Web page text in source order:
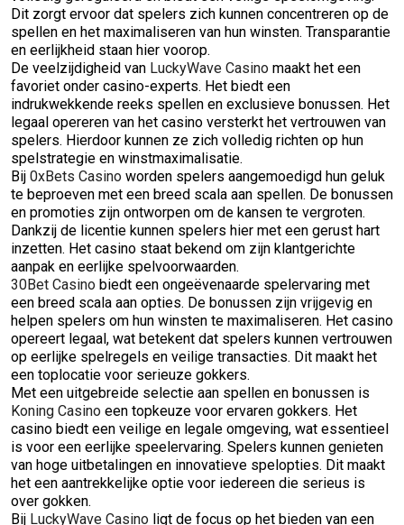
Dit zorgt ervoor dat spelers zich kunnen concentreren op de
spellen en het maximaliseren van hun winsten. Transparantie
en eerlijkheid staan hier voorop.
De veelzijdigheid van LuckyWave Casino maakt het een
favoriet onder casino-experts. Het biedt een
indrukwekkende reeks spellen en exclusieve bonussen. Het
legaal opereren van het casino versterkt het vertrouwen van
spelers. Hierdoor kunnen ze zich volledig richten op hun
spelstrategie en winstmaximalisatie.
Bij 0xBets Casino worden spelers aangemoedigd hun geluk
te beproeven met een breed scala aan spellen. De bonussen
en promoties zijn ontworpen om de kansen te vergroten.
Dankzij de licentie kunnen spelers hier met een gerust hart
inzetten. Het casino staat bekend om zijn klantgerichte
aanpak en eerlijke spelvoorwaarden.
30Bet Casino biedt een ongeëvenaarde spelervaring met
een breed scala aan opties. De bonussen zijn vrijgevig en
helpen spelers om hun winsten te maximaliseren. Het casino
opereert legaal, wat betekent dat spelers kunnen vertrouwen
op eerlijke spelregels en veilige transacties. Dit maakt het
een toplocatie voor serieuze gokkers.
Met een uitgebreide selectie aan spellen en bonussen is
Koning Casino een topkeuze voor ervaren gokkers. Het
casino biedt een veilige en legale omgeving, wat essentieel
is voor een eerlijke speelervaring. Spelers kunnen genieten
van hoge uitbetalingen en innovatieve spelopties. Dit maakt
het een aantrekkelijke optie voor iedereen die serieus is
over gokken.
Bij LuckyWave Casino ligt de focus op het bieden van een